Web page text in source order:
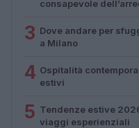
consapevole
3 Dove andare per
a Milano
4 Ospitalità
estivi
5 Tendenze estive
viaggi esperienziali